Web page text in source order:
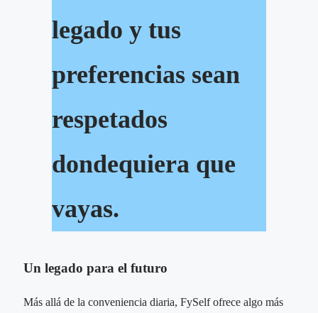
legado y tus
preferencias sean
respetados
dondequiera que
vayas.
Un legado para el futuro
Más allá de la conveniencia diaria, FySelf ofrece algo más